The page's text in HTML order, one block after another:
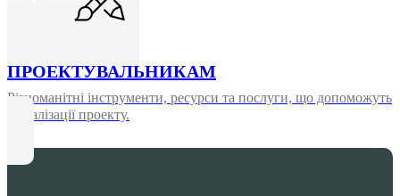
ПРОЕКТУВАЛЬНИКАМ
Різноманітні інструменти, ресурси та послуги, що допоможуть
у реалізації проекту.